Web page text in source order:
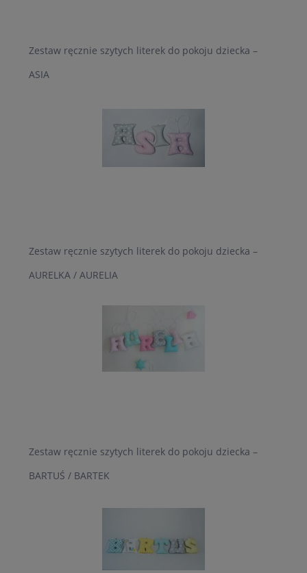
Zestaw ręcznie szytych literek do pokoju dziecka –
ASIA
Zestaw ręcznie szytych literek do pokoju dziecka –
AURELKA / AURELIA
Zestaw ręcznie szytych literek do pokoju dziecka –
BARTUŚ / BARTEK